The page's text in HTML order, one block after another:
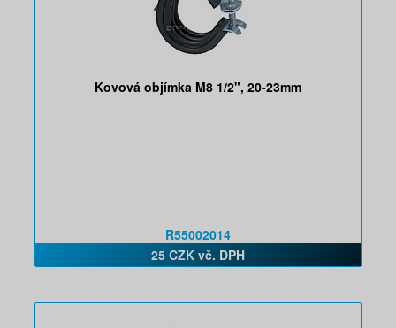
Kovová objímka M8 1/2", 20-23mm
R55002014
25 CZK vč. DPH